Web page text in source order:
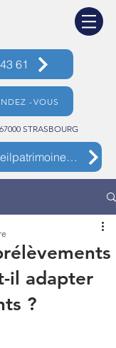
61
-VOUS
STRASBOURG
contact@diemconseilpatrimoine.com
il adapter
?